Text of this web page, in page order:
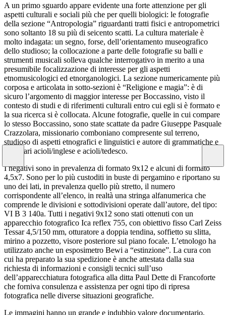
A un primo sguardo appare evidente una forte attenzione per gli
aspetti culturali e sociali più che per quelli biologici: le fotografie
della sezione “Antropologia” riguardanti tratti fisici e antropometrici
sono soltanto 18 su più di seicento scatti. La cultura materiale è
molto indagata: un segno, forse, dell’orientamento museografico
dello studioso; la collocazione a parte delle fotografie su balli e
strumenti musicali solleva qualche interrogativo in merito a una
presumibile focalizzazione di interesse per gli aspetti
etnomusicologici ed etnorganologici. La sezione numericamente più
corposa e articolata in sotto-sezioni è “Religione e magia”: è di
sicuro l’argomento di maggior interesse per Boccassino, visto il
contesto di studi e di riferimenti culturali entro cui egli si è formato e
la sua ricerca si è collocata. Alcune fotografie, quelle in cui compare
lo stesso Boccassino, sono state scattate da padre Giuseppe Pasquale
Crazzolara, missionario comboniano compresente sul terreno,
studioso di aspetti etnografici e linguistici e autore di grammatiche e
dizionari acioli/inglese e acioli/tedesco.
I negativi sono in prevalenza di formato 9x12 e alcuni di formato
4,5x7. Sono per lo più custoditi in buste di pergamino e riportano su
uno dei lati, in prevalenza quello più stretto, il numero
corrispondente all’elenco, in realtà una stringa alfanumerica che
comprende le divisioni e sottodivisioni operate dall’autore, del tipo:
VI B 3 140a. Tutti i negativi 9x12 sono stati ottenuti con un
apparecchio fotografico Ica reflex 755, con obiettivo fisso Carl Zeiss
Tessar 4,5/150 mm, otturatore a doppia tendina, soffietto su slitta,
mirino a pozzetto, visore posteriore sul piano focale. L’etnologo ha
utilizzato anche un esposimetro Bewi a “estinzione”. La cura con
cui ha preparato la sua spedizione è anche attestata dalla sua
richiesta di informazioni e consigli tecnici sull’uso
dell’apparecchiatura fotografica alla ditta Paul Dette di Francoforte
che forniva consulenza e assistenza per ogni tipo di ripresa
fotografica nelle diverse situazioni geografiche.
Le immagini hanno un grande e indubbio valore documentario,